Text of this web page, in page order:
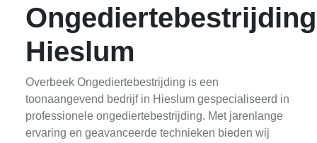
Ongediertebestrijding
Hieslum
Overbeek Ongediertebestrijding is een
toonaangevend bedrijf in Hieslum gespecialiseerd in
professionele ongediertebestrijding. Met jarenlange
ervaring en geavanceerde technieken bieden wij